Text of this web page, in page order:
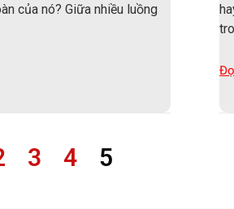
của nó? Giữa nhiều luồng
3 4 5